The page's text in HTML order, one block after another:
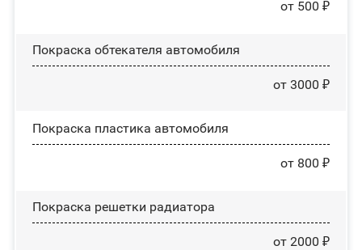
от 500 ₽
Покраска обтекателя автомобиля
от 3000 ₽
Покраска пластика автомобиля
от 800 ₽
Покраска решетки радиатора
от 2000 ₽